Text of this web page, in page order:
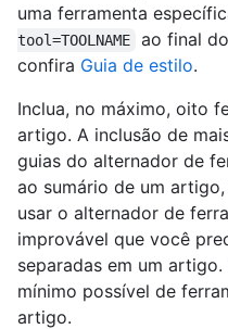
uma ferramenta
tool=TOOLNAME
ao final
confira Guia de estilo.
Inclua, no máximo, oito
artigo. A inclusão de
guias do alternador de
ao sumário de um
usar o alternador de
improvável que você
separadas em um
mínimo possível de
artigo.